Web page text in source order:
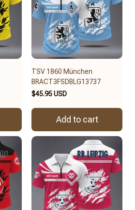
TSV 1860 München
BRACT3FSDBLG13737
$45.95 USD
Add to cart